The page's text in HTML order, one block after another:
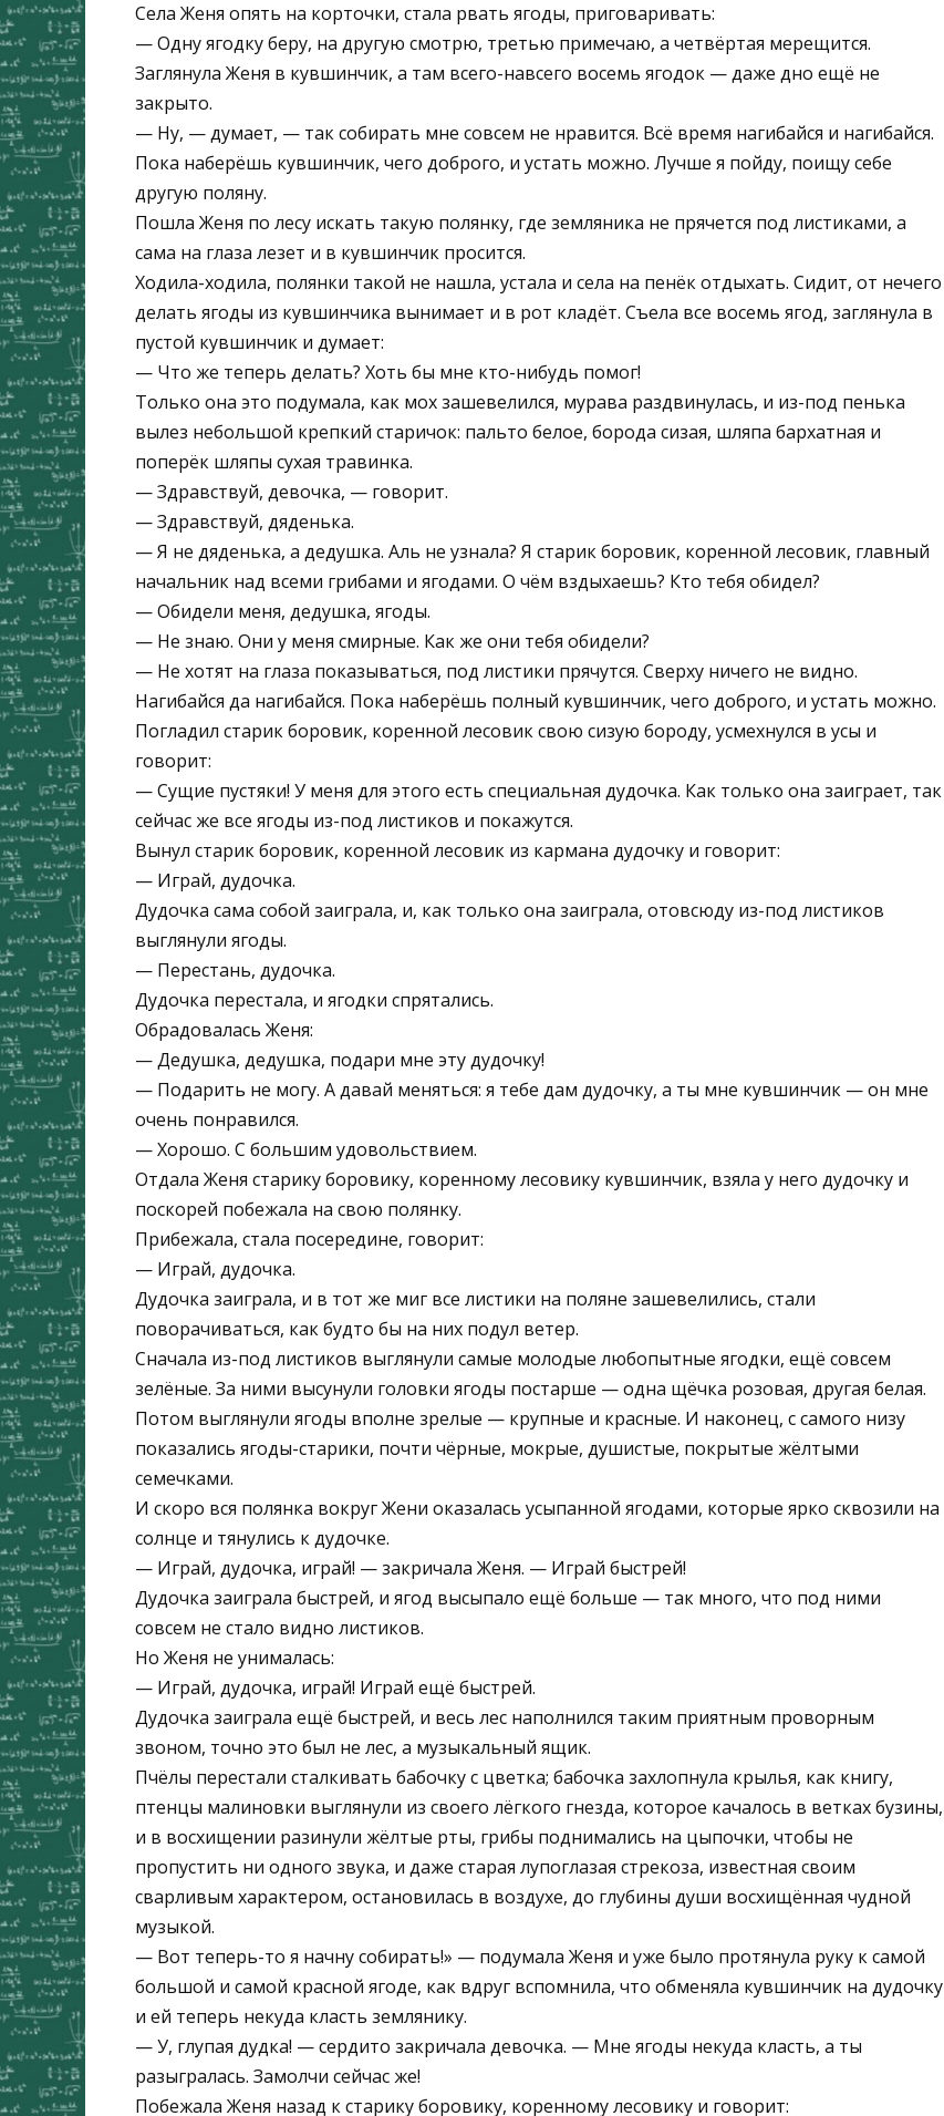
Села Женя опять на корточки, стала рвать ягоды, приговаривать:
— Одну ягодку беру, на другую смотрю, третью примечаю, а четвёртая мерещится.
Заглянула Женя в кувшинчик, а там всего-навсего восемь ягодок — даже дно ещё не
закрыто.
— Ну, — думает, — так собирать мне совсем не нравится. Всё время нагибайся и нагибайся.
Пока наберёшь кувшинчик, чего доброго, и устать можно. Лучше я пойду, поищу себе
другую поляну.
Пошла Женя по лесу искать такую полянку, где земляника не прячется под листиками, а
сама на глаза лезет и в кувшинчик просится.
Ходила-ходила, полянки такой не нашла, устала и села на пенёк отдыхать. Сидит, от нечего
делать ягоды из кувшинчика вынимает и в рот кладёт. Съела все восемь ягод, заглянула в
пустой кувшинчик и думает:
— Что же теперь делать? Хоть бы мне кто-нибудь помог!
Только она это подумала, как мох зашевелился, мурава раздвинулась, и из-под пенька
вылез небольшой крепкий старичок: пальто белое, борода сизая, шляпа бархатная и
поперёк шляпы сухая травинка.
— Здравствуй, девочка, — говорит.
— Здравствуй, дяденька.
— Я не дяденька, а дедушка. Аль не узнала? Я старик боровик, коренной лесовик, главный
начальник над всеми грибами и ягодами. О чём вздыхаешь? Кто тебя обидел?
— Обидели меня, дедушка, ягоды.
— Не знаю. Они у меня смирные. Как же они тебя обидели?
— Не хотят на глаза показываться, под листики прячутся. Сверху ничего не видно.
Нагибайся да нагибайся. Пока наберёшь полный кувшинчик, чего доброго, и устать можно.
Погладил старик боровик, коренной лесовик свою сизую бороду, усмехнулся в усы и
говорит:
— Сущие пустяки! У меня для этого есть специальная дудочка. Как только она заиграет, так
сейчас же все ягоды из-под листиков и покажутся.
Вынул старик боровик, коренной лесовик из кармана дудочку и говорит:
— Играй, дудочка.
Дудочка сама собой заиграла, и, как только она заиграла, отовсюду из-под листиков
выглянули ягоды.
— Перестань, дудочка.
Дудочка перестала, и ягодки спрятались.
Обрадовалась Женя:
— Дедушка, дедушка, подари мне эту дудочку!
— Подарить не могу. А давай меняться: я тебе дам дудочку, а ты мне кувшинчик — он мне
очень понравился.
— Хорошо. С большим удовольствием.
Отдала Женя старику боровику, коренному лесовику кувшинчик, взяла у него дудочку и
поскорей побежала на свою полянку.
Прибежала, стала посередине, говорит:
— Играй, дудочка.
Дудочка заиграла, и в тот же миг все листики на поляне зашевелились, стали
поворачиваться, как будто бы на них подул ветер.
Сначала из-под листиков выглянули самые молодые любопытные ягодки, ещё совсем
зелёные. За ними высунули головки ягоды постарше — одна щёчка розовая, другая белая.
Потом выглянули ягоды вполне зрелые — крупные и красные. И наконец, с самого низу
показались ягоды-старики, почти чёрные, мокрые, душистые, покрытые жёлтыми
семечками.
И скоро вся полянка вокруг Жени оказалась усыпанной ягодами, которые ярко сквозили на
солнце и тянулись к дудочке.
— Играй, дудочка, играй! — закричала Женя. — Играй быстрей!
Дудочка заиграла быстрей, и ягод высыпало ещё больше — так много, что под ними
совсем не стало видно листиков.
Но Женя не унималась:
— Играй, дудочка, играй! Играй ещё быстрей.
Дудочка заиграла ещё быстрей, и весь лес наполнился таким приятным проворным
звоном, точно это был не лес, а музыкальный ящик.
Пчёлы перестали сталкивать бабочку с цветка; бабочка захлопнула крылья, как книгу,
птенцы малиновки выглянули из своего лёгкого гнезда, которое качалось в ветках бузины,
и в восхищении разинули жёлтые рты, грибы поднимались на цыпочки, чтобы не
пропустить ни одного звука, и даже старая лупоглазая стрекоза, известная своим
сварливым характером, остановилась в воздухе, до глубины души восхищённая чудной
музыкой.
— Вот теперь-то я начну собирать!» — подумала Женя и уже было протянула руку к самой
большой и самой красной ягоде, как вдруг вспомнила, что обменяла кувшинчик на дудочку
и ей теперь некуда класть землянику.
— У, глупая дудка! — сердито закричала девочка. — Мне ягоды некуда класть, а ты
разыгралась. Замолчи сейчас же!
Побежала Женя назад к старику боровику, коренному лесовику и говорит: